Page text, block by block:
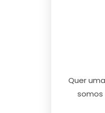
Quer
somos